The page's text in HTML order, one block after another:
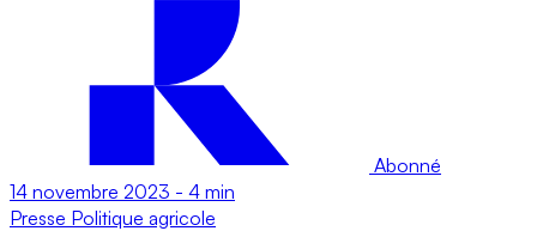
Abonné
14 novembre 2023 - 4 min
Presse Politique agricole